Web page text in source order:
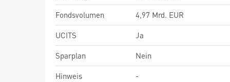
Fondsvolumen
4,97 Mrd. EUR
UCITS
Ja
Sparplan
Nein
Hinweis
-